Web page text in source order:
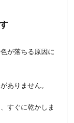
が落ちる原因に
ありません。
すぐに乾かしま